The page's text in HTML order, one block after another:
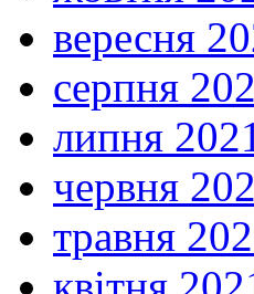
вересня
серпня
липня
червня
травня